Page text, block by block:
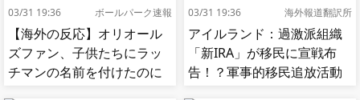
03/31 19:36 ボールパーク速報
【海外の反応】オリオール
ズファン、子供たちにラッ
チマンの名前を付けたのに
03/31 19:36 海外報道翻訳所
アイルランド：過激派組織
「新IRA」が移民に宣戦布
告！？軍事的移民追放活動